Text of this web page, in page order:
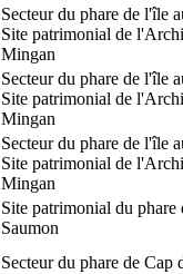
Secteur du phare de l'île
Site patrimonial de
Mingan
Secteur du phare de l'île
Site patrimonial de
Mingan
Secteur du phare de l'île
Site patrimonial de
Mingan
Site patrimonial du phare
Saumon
Secteur du phare de Cap